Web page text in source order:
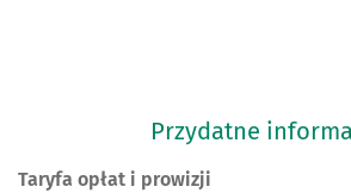
Przydatne
Taryfa opłat i prowizji